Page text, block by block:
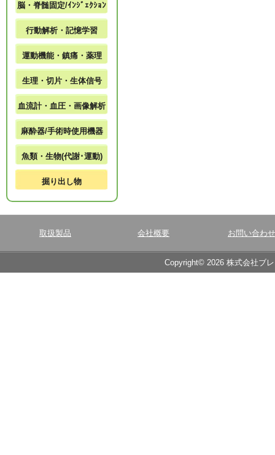
脳・脊髄固定/ｲﾝｼﾞｪｸｼｮﾝ
行動解析・記憶学習
運動機能・鎮痛・薬理
生理・切片・生体信号
血流計・血圧・画像解析
麻酔器/手術時使用機器
魚類・生物(代謝･運動)
掘り出し物
取扱製品 会社概要 お問い合わせ
Copyright© 2026 株式会社ブ